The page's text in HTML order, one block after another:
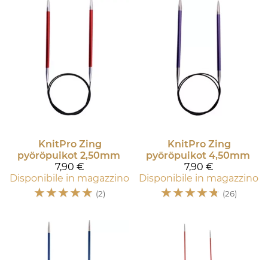
KnitPro Zing
pyöröpuikot 2,50mm
7,90 €
Disponibile in magazzino
☆☆☆☆☆ (2)
KnitPro Zing
pyöröpuikot 4,50mm
7,90 €
Disponibile in magazzino
☆☆☆☆☆ (26)